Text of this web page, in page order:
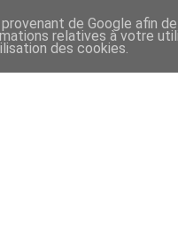
de Google afin
relatives à votre
des cookies.